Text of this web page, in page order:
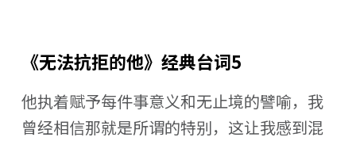
《无法抗拒的他》经典台词5
他执着赋予每件事意义和无止境的譬喻，我
曾经相信那就是所谓的特别，这让我感到混